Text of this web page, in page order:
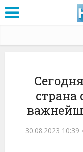
страна
30.08.2023 10:39